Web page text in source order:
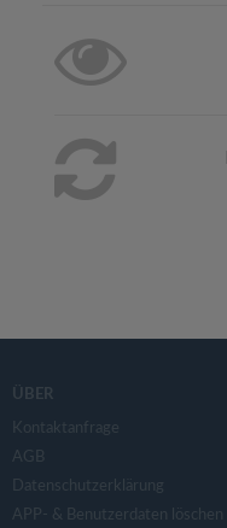
ÜBER
Kontaktanfrage
AGB
Datenschutzerklärung
APP- & Benutzerdaten löschen